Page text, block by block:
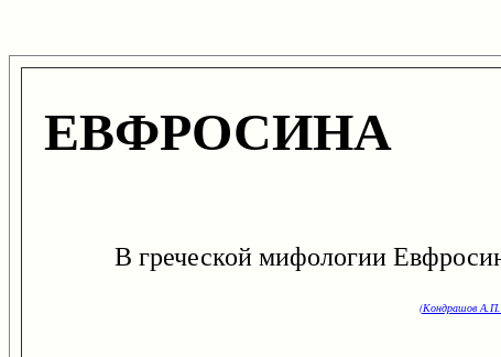
ЕВФРОСИНА
В греческой мифологии
(Кондрашов А.П.